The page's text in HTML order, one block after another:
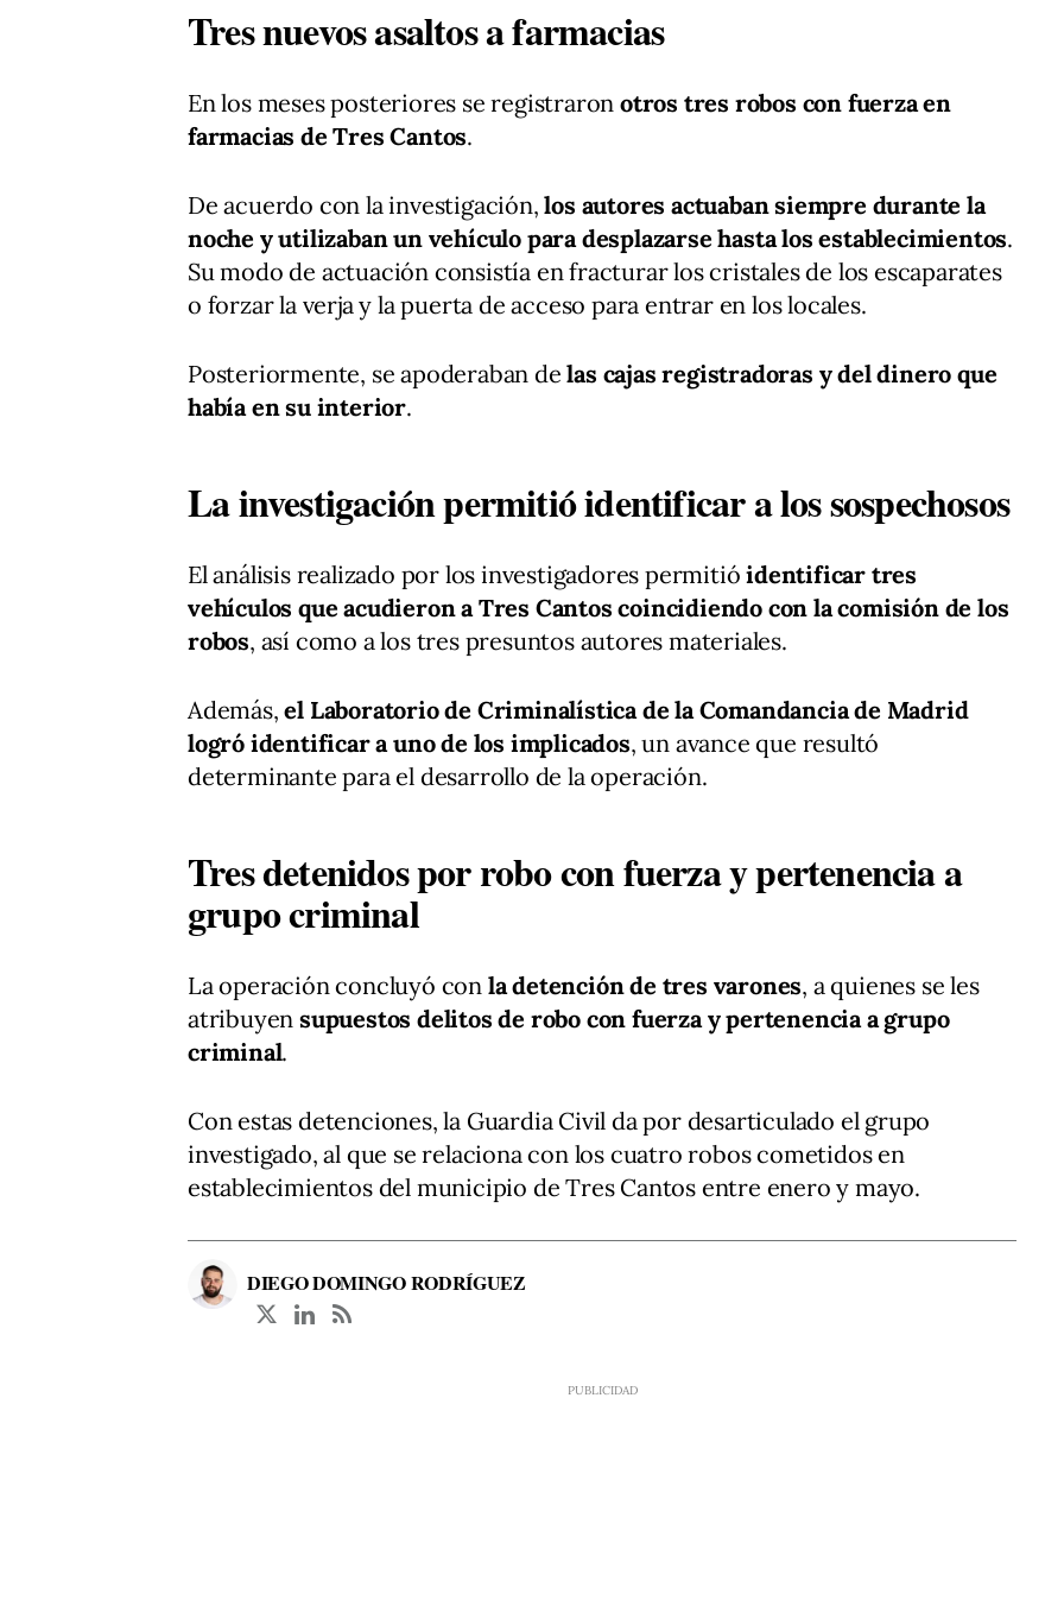
Tres nuevos asaltos a farmacias
En los meses posteriores se registraron otros tres robos con fuerza en
farmacias de Tres Cantos.
De acuerdo con la investigación,los autores actuaban siempre durante la
noche y utilizaban un vehículo para desplazarse hasta los establecimientos.
Su modo de actuación consistía en fracturar los cristales de los escaparates
o forzar la verja y la puerta de acceso para entrar en los locales.
Posteriormente, se apoderaban delas cajas registradoras y del dinero que
había en su interior.
La investigación permitió identificar a los sospechosos
El análisis realizado por los investigadores permitióidentificar tres
vehículos que acudieron a Tres Cantos coincidiendo con la comisión de los
robos, así como a los tres presuntos autores materiales.
Además,el Laboratorio de Criminalística de la Comandancia de Madrid
logró identificar a uno de los implicados, un avance que resultó
determinante para el desarrollo de la operación.
Tres detenidos por robo con fuerza y pertenencia a
grupo criminal
La operación concluyó con la detención de tres varones, a quienes se les
atribuyensupuestos delitos de robo con fuerza y pertenencia a grupo
criminal.
Con estas detenciones, la Guardia Civil da por desarticulado el grupo
investigado, al que se relaciona con los cuatro robos cometidos en
establecimientos del municipio de Tres Cantos entre enero y mayo.
DIEGO DOMINGO RODRÍGUEZ